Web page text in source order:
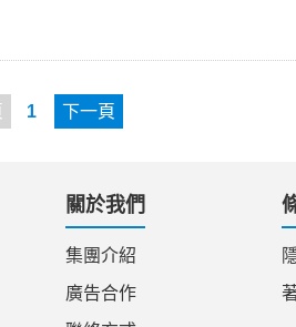
1 下一頁
關於我們
集團介紹
廣告合作